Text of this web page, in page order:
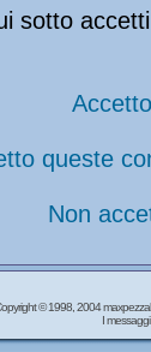
sotto
queste
Non
© 1998, 2004
I